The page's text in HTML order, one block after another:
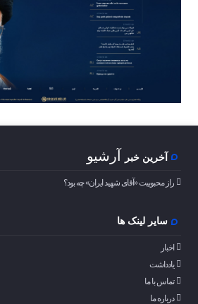
آخرین خبر آرشیو
راز محبوبیت «آقای شهید ایران» چه بود؟
سایر لینک ها
اخبار
یادداشت
تماس با ما
درباره ما